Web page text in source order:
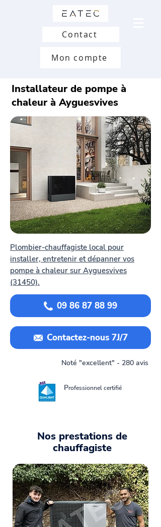
Contact
Mon compte
Installateur de pompe à
chaleur à Ayguesvives
Plombier-chauffagiste local pour
installer, entretenir et dépanner vos
pompe à chaleur sur Ayguesvives
(31450).
09 86 87 88 99
Contactez-nous 7J/7
Noté "excellent" - 280 avis
Professionnel certifié
Nos prestations de
chauffagiste